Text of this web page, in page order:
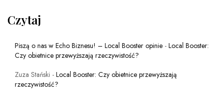
Czytaj
Piszą o nas w Echo Biznesu! – Local Booster opinie - Local Booster:
Czy obietnice przewyższają rzeczywistość?
Zuza Stański - Local Booster: Czy obietnice przewyższają
rzeczywistość?